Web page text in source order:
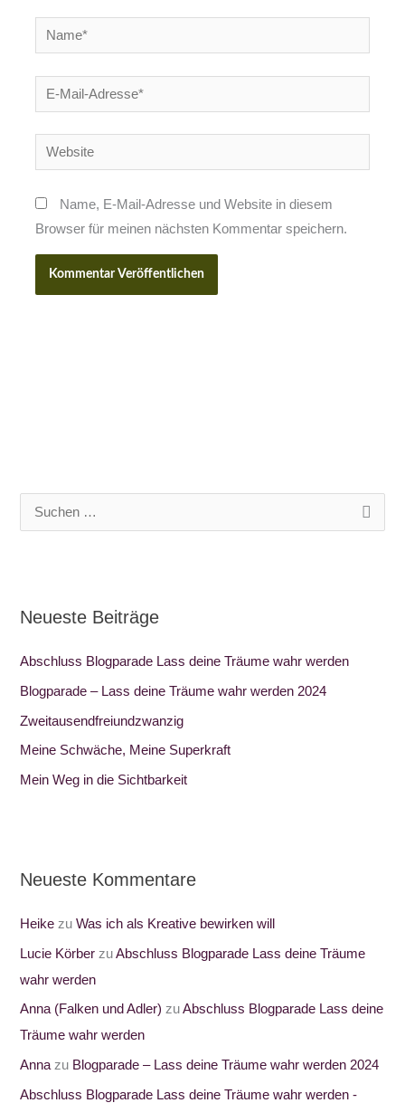
Name*
E-
Mail-
Adresse*
Website
Name, E-Mail-Adresse und Website in diesem
Browser für meinen nächsten Kommentar speichern.
e
a
c
h
:
Neueste Beiträge
Abschluss Blogparade Lass deine Träume wahr werden
Blogparade – Lass deine Träume wahr werden 2024
Zweitausendfreiundzwanzig
Meine Schwäche, Meine Superkraft
Mein Weg in die Sichtbarkeit
Neueste Kommentare
Heike zuWas ich als Kreative bewirken will
Lucie Körber zuAbschluss Blogparade Lass deine Träume
wahr werden
Anna (Falken und Adler) zuAbschluss Blogparade Lass deine
Träume wahr werden
Anna zu Blogparade – Lass deine Träume wahr werden 2024
Abschluss Blogparade Lass deine Träume wahr werden -